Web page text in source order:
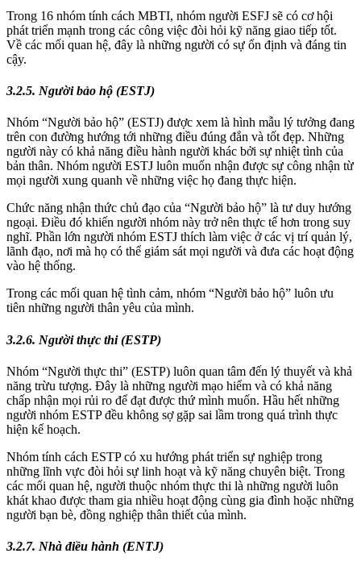
Trong 16 nhóm tính cách MBTI, nhóm người ESFJ sẽ có cơ hội
phát triển mạnh trong các công việc đòi hỏi kỹ năng giao tiếp tốt.
Về các mối quan hệ, đây là những người có sự ổn định và đáng tin
cậy.
3.2.5. Người bảo hộ (ESTJ)
Nhóm “Người bảo hộ” (ESTJ) được xem là hình mẫu lý tưởng đang
trên con đường hướng tới những điều đúng đắn và tốt đẹp. Những
người này có khả năng điều hành người khác bởi sự nhiệt tình của
bản thân. Nhóm người ESTJ luôn muốn nhận được sự công nhận từ
mọi người xung quanh về những việc họ đang thực hiện.
Chức năng nhận thức chủ đạo của “Người bảo hộ” là tư duy hướng
ngoại. Điều đó khiến người nhóm này trở nên thực tế hơn trong suy
nghĩ. Phần lớn người nhóm ESTJ thích làm việc ở các vị trí quản lý,
lãnh đạo, nơi mà họ có thể giám sát mọi người và đưa các hoạt động
vào hệ thống.
Trong các mối quan hệ tình cảm, nhóm “Người bảo hộ” luôn ưu
tiên những người thân yêu của mình.
3.2.6. Người thực thi (ESTP)
Nhóm “Người thực thi” (ESTP) luôn quan tâm đến lý thuyết và khả
năng trừu tượng. Đây là những người mạo hiểm và có khả năng
chấp nhận mọi rủi ro để đạt được thứ mình muốn. Hầu hết những
người nhóm ESTP đều không sợ gặp sai lầm trong quá trình thực
hiện kế hoạch.
Nhóm tính cách ESTP có xu hướng phát triển sự nghiệp trong
những lĩnh vực đòi hỏi sự linh hoạt và kỹ năng chuyên biệt. Trong
các mối quan hệ, người thuộc nhóm thực thi là những người luôn
khát khao được tham gia nhiều hoạt động cùng gia đình hoặc những
người bạn bè, đồng nghiệp thân thiết của mình.
3.2.7. Nhà điều hành (ENTJ)